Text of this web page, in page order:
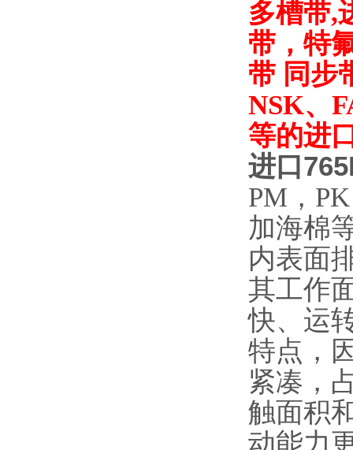
多槽带,
带，特
带 同步
NSK、
等的进
进口
PM，
加海棉
内表面
其工作
快、运
特点，
紧凑，
触面积
动能力